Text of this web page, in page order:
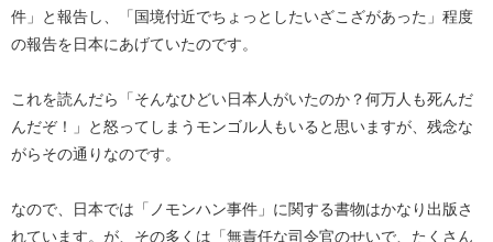
件」と報告し、「国境付近でちょっとしたいざこざがあった」程度
の報告を日本にあげていたのです。
これを読んだら「そんなひどい日本人がいたのか？何万人も死んだ
んだぞ！」と怒ってしまうモンゴル人もいると思いますが、残念な
がらその通りなのです。
なので、日本では「ノモンハン事件」に関する書物はかなり出版さ
れています。が、その多くは「無責任な司令官のせいで、たくさん